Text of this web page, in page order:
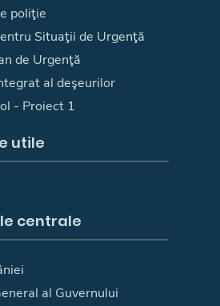
poliţie
Situaţii de Urgenţă
de Urgenţă
al deşeurilor
- Proiect 1
utile
centrale
al Guvernului